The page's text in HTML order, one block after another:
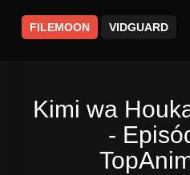
FILEMOON VIDGUARD
Kimi wa
-